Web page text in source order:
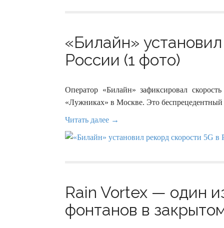
«Билайн»
России (1 фото)
Оператор «Билайн» зафиксировал
«Лужниках» в Москве. Это беспрецедентный
Читать далее →
Rain Vortex — один
фонтанов в